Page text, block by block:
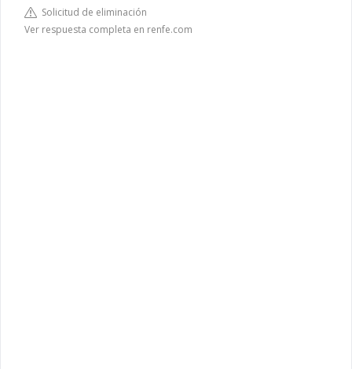
Solicitud de eliminación
Ver respuesta completa en renfe.com